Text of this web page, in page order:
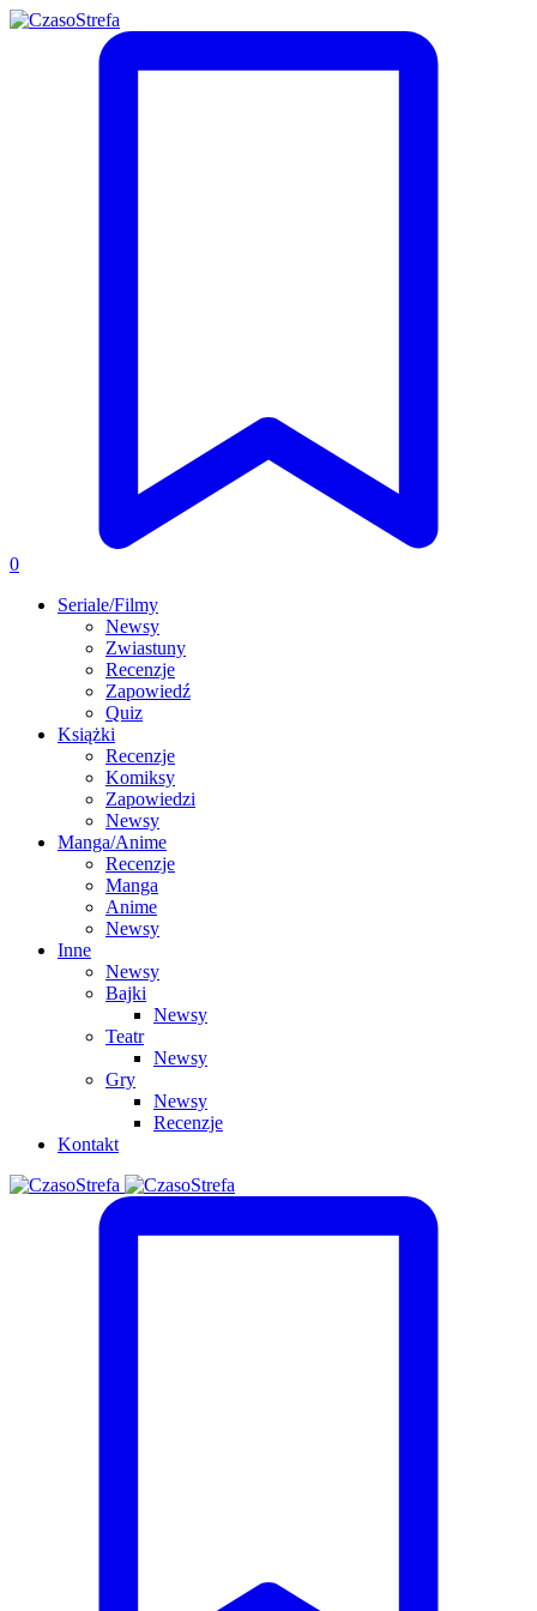
0
Seriale/Filmy
Newsy
Zwiastuny
Recenzje
Zapowiedź
Quiz
Książki
Recenzje
Komiksy
Zapowiedzi
Newsy
Manga/Anime
Recenzje
Manga
Anime
Newsy
Inne
Newsy
Bajki
Newsy
Teatr
Newsy
Gry
Newsy
Recenzje
Kontakt